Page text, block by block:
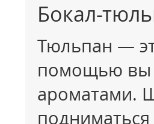
Бокал-
Тюльпан —
помощью вы
ароматами.